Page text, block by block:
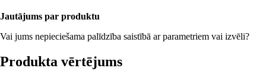
Jautājums par produktu
Vai jums nepieciešama palīdzība saistībā ar parametriem vai izvēli?
Produkta vērtējums